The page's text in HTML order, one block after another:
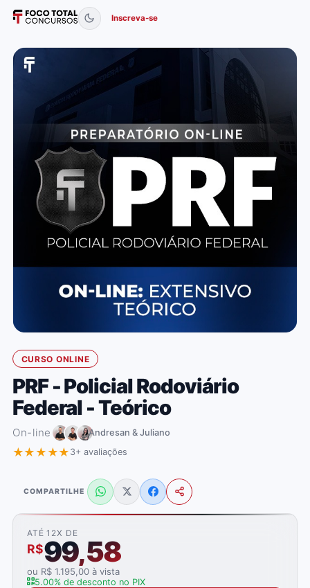
Inscreva-se
CURSO ONLINE
PRF - Policial Rodoviário
Federal - Teórico
On-line Andresan & Juliano
★★★★★ 3+ avaliações
COMPARTILHE
ATÉ 12X DE
R$99,58
ou R$ 1.195,00 à vista
5.00% de desconto no PIX